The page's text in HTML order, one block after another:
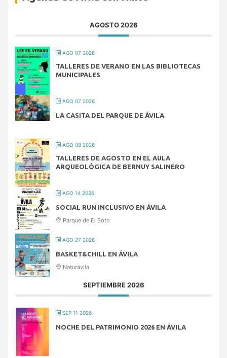
AGOSTO 2026
AGO 07 2026
TALLERES DE VERANO EN LAS BIBLIOTECAS
MUNICIPALES
AGO 07 2026
LA CASITA DEL PARQUE DE ÁVILA
AGO 08 2026
TALLERES DE AGOSTO EN EL AULA
ARQUEOLÓGICA DE BERNUY SALINERO
AGO 14 2026
SOCIAL RUN INCLUSIVO EN ÁVILA
Parque de El Soto
AGO 27 2026
BASKET&CHILL EN ÁVILA
Naturávila
SEPTIEMBRE 2026
SEP 11 2026
NOCHE DEL PATRIMONIO 2026 EN ÁVILA